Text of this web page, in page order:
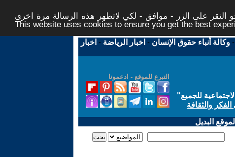
النقر على الزر - موافق - لكي لاتظهر هذه الرسالة مرة اخرى -
This website uses cookies to ensure you get the best
-وكالة أنباء حقوق الإنسان - اخبار الرياضة - اخبار
التبرع للموقع - ادعمونا
للجميع"
والثقافة
البديل